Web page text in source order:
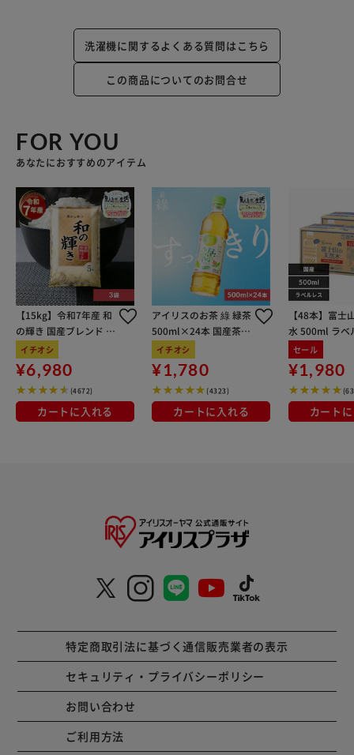
洗濯機に関するよくある質問はこちら
この商品についてのお問合せ
FOR YOU
あなたにおすすめのアイテム
【15kg】令和7年産 和
の輝き 国産ブレンド 5
kg×3袋
イチオシ
¥6,980
(4672)
カートに入れる
アイリスのお茶 綠 緑茶
500ml×24本 国産茶葉
100％使用
イチオシ
¥1,780
(4323)
カートに入れる
【48本】富士
水 500ml ラベ
セール
¥1,980
カート
特定商取引法に基づく通信販売業者の表示
セキュリティ・プライバシーポリシー
お問い合わせ
ご利用方法